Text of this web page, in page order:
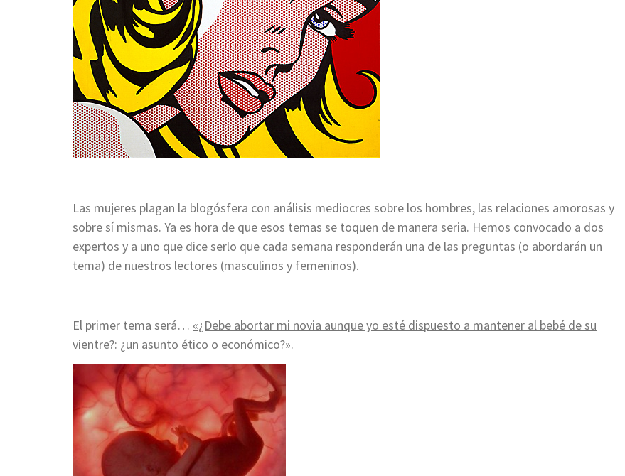
Las mujeres plagan la blogósfera con análisis mediocres sobre los hombres, las relaciones amorosas y
sobre sí mismas. Ya es hora de que esos temas se toquen de manera seria. Hemos convocado a dos
expertos y a uno que dice serlo que cada semana responderán una de las preguntas (o abordarán un
tema) de nuestros lectores (masculinos y femeninos).
El primer tema será… «¿Debe abortar mi novia aunque yo esté dispuesto a mantener al bebé de su
vientre?: ¿un asunto ético o económico?».